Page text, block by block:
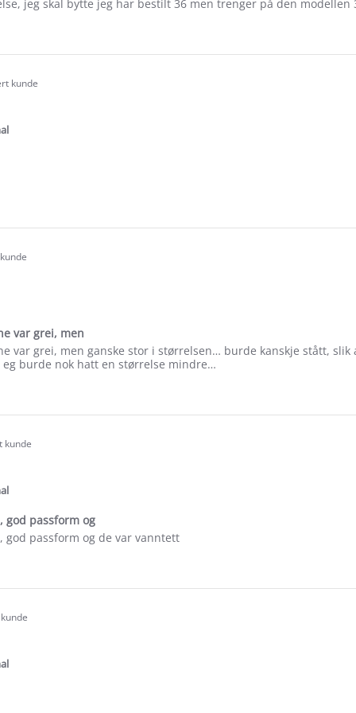
jeg skal bytte jeg har bestilt 36 men trenger på den modellen
kunde
var grei, men
var grei, men ganske stor i størrelsen… burde kanskje stått,
burde nok hatt en størrelse mindre…
kunde
god passform og
god passform og de var vanntett